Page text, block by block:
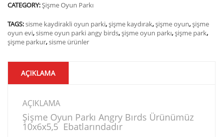
CATEGORY:Şişme Oyun Parkı
TAGS:sisme kaydirakli oyun parki,şişme kaydırak,şişme oyun,şişme
oyun evi,sisme oyun parki angy birds,şişme oyun parkı,şişme park,
şişme parkur,sisme ürünler
AÇIKLAMA
AÇIKLAMA
Şişme Oyun Parkı Angry Bırds Ürünümüz
10x6x5,5 Ebatlarındadır